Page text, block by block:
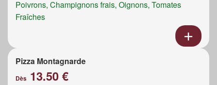
Poivrons, Champignons frais, Oignons, Tomates
Fraîches
Pizza Montagnarde
Dès 13.50 €